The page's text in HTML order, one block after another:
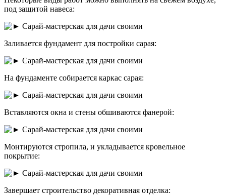
под защитой навеса:
Заливается фундамент для постройки сарая:
На фундаменте собирается каркас сарая:
Вставляются окна и стены обшиваются фанерой:
Монтируются стропила, и укладывается кровельное
покрытие:
Завершает строительство декоративная отделка: